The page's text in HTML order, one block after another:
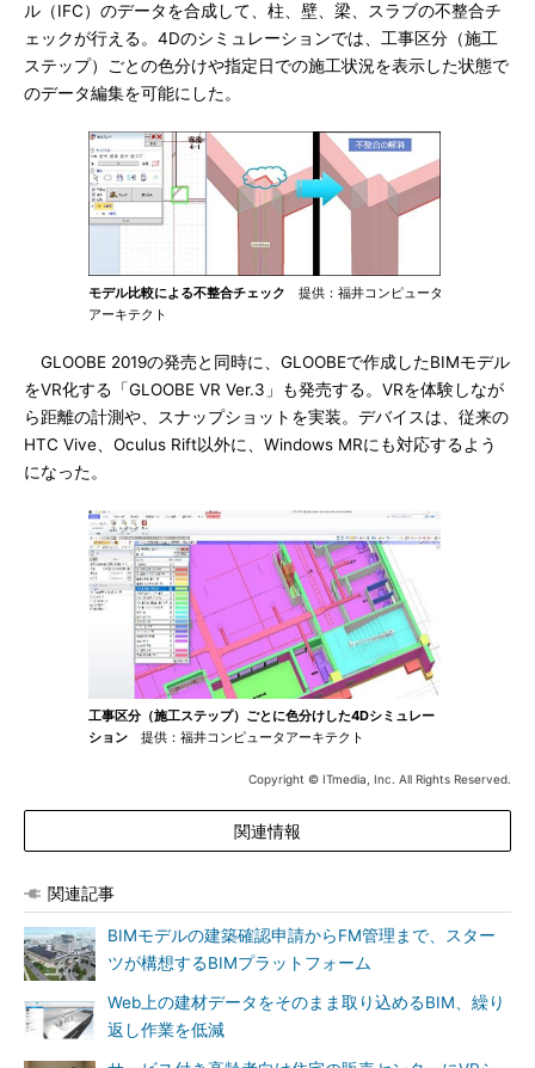
ル（IFC）のデータを合成して、柱、壁、梁、スラブの不整合チ
ェックが行える。4Dのシミュレーションでは、工事区分（施工
ステップ）ごとの色分けや指定日での施工状況を表示した状態で
のデータ編集を可能にした。
モデル比較による不整合チェック 提供：福井コンピュータ
アーキテクト
GLOOBE 2019の発売と同時に、GLOOBEで作成したBIMモデル
をVR化する「GLOOBE VR Ver.3」も発売する。VRを体験しなが
ら距離の計測や、スナップショットを実装。デバイスは、従来の
HTC Vive、Oculus Rift以外に、Windows MRにも対応するよう
になった。
工事区分（施工ステップ）ごとに色分けした4Dシミュレー
ション 提供：福井コンピュータアーキテクト
Copyright © ITmedia, Inc. All Rights Reserved.
関連情報
関連記事
BIMモデルの建築確認申請からFM管理まで、スター
ツが構想するBIMプラットフォーム
Web上の建材データをそのまま取り込めるBIM、繰り
返し作業を低減